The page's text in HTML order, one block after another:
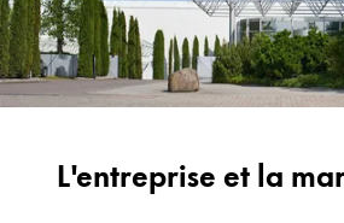
Stylo-plume
Stylo-bille
Stylo à pression/à vis
Roller
Company
L'entreprise et la